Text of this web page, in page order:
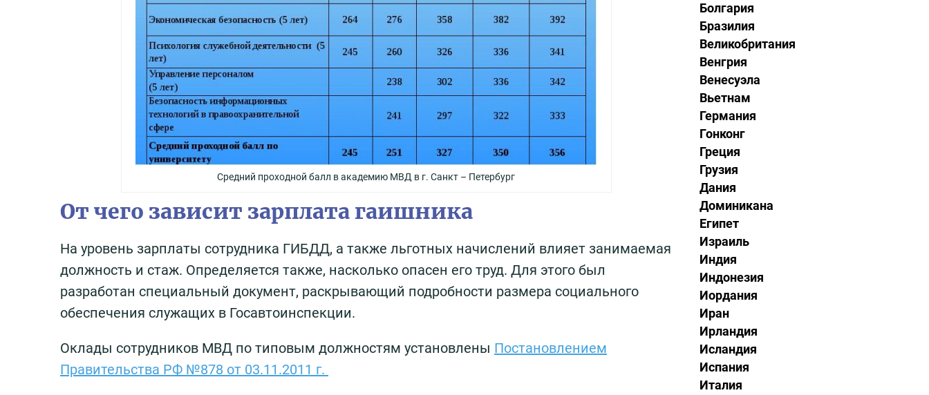
Средний проходной балл в академию МВД в г. Санкт – Петербург
От чего зависит зарплата гаишника
На уровень зарплаты сотрудника ГИБДД, а также льготных начислений влияет занимаемая
должность и стаж. Определяется также, насколько опасен его труд. Для этого был
разработан специальный документ, раскрывающий подробности размера социального
обеспечения служащих в Госавтоинспекции.
Оклады сотрудников МВД по типовым должностям установлены Постановлением
Правительства РФ №878 от 03.11.2011 г.
Болгария
Бразилия
Великобритания
Венгрия
Венесуэла
Вьетнам
Германия
Гонконг
Греция
Грузия
Дания
Доминикана
Египет
Израиль
Индия
Индонезия
Иордания
Иран
Ирландия
Исландия
Испания
Италия